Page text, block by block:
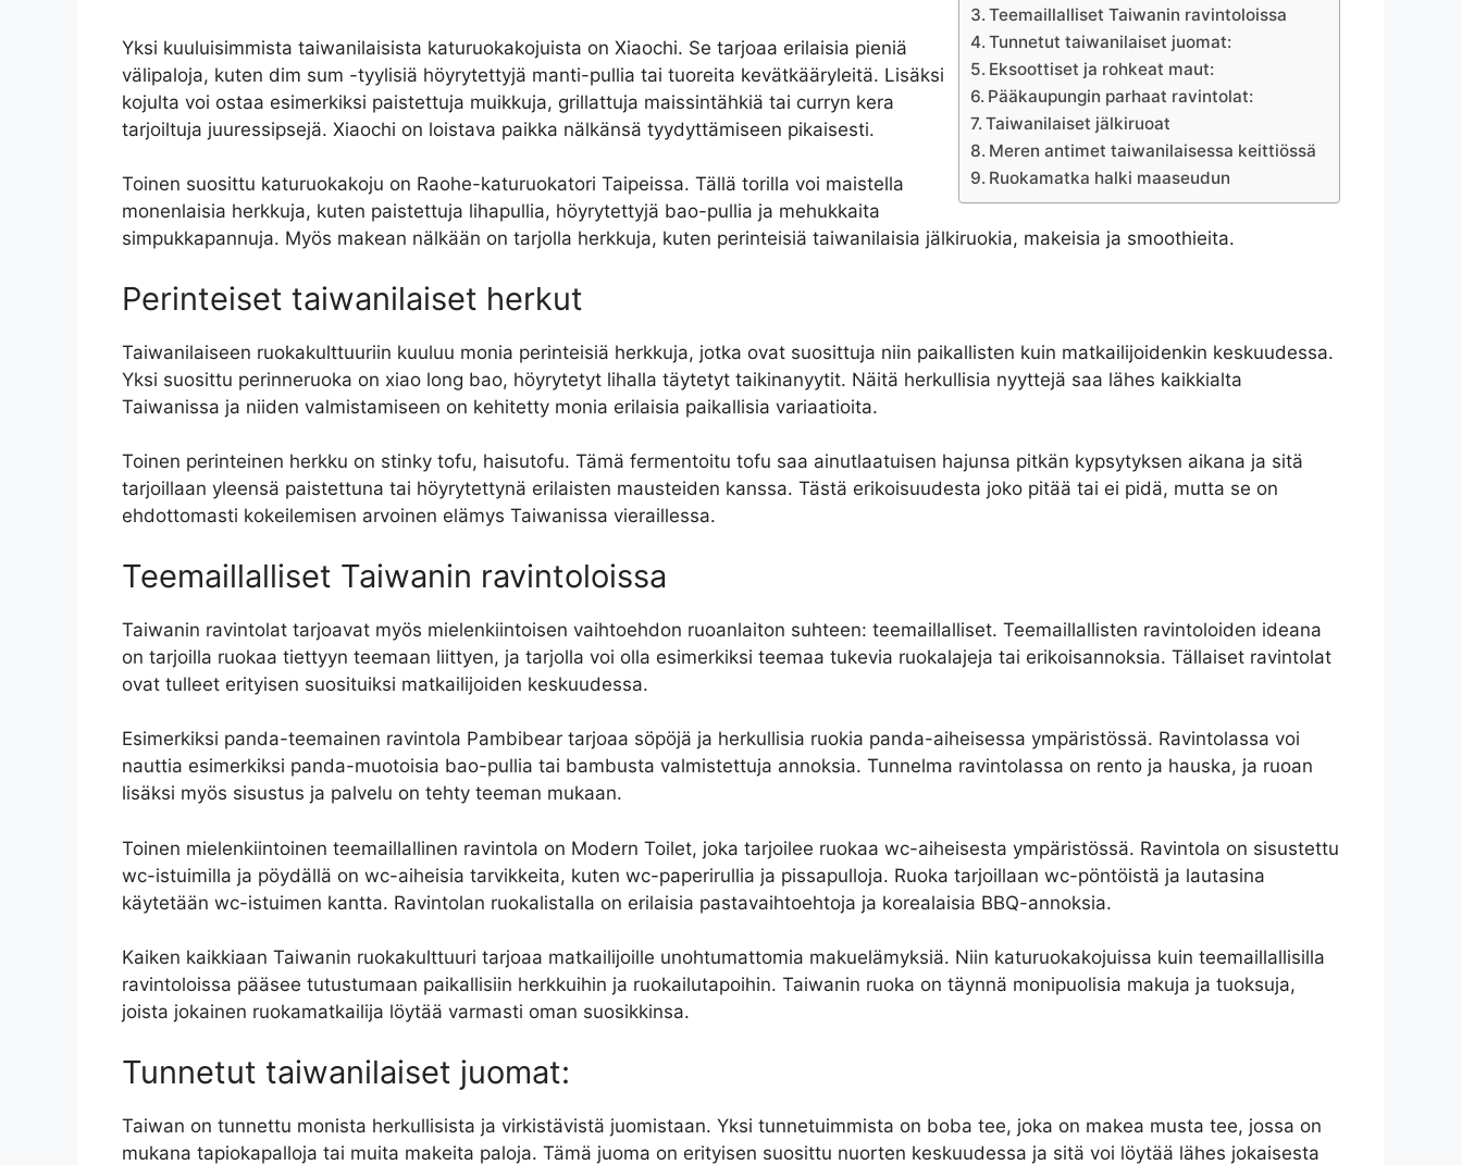
Teemaillalliset Taiwanin ravintoloissa
Tunnetut taiwanilaiset juomat:
Eksoottiset ja rohkeat maut:
Pääkaupungin parhaat ravintolat:
Taiwanilaiset jälkiruoat
Meren antimet taiwanilaisessa keittiössä
Ruokamatka halki maaseudun
Yksi kuuluisimmista taiwanilaisista katuruokakojuista on Xiaochi. Se tarjoaa erilaisia pieniä
välipaloja, kuten dim sum -tyylisiä höyrytettyjä manti-pullia tai tuoreita kevätkääryleitä. Lisäksi
kojulta voi ostaa esimerkiksi paistettuja muikkuja, grillattuja maissintähkiä tai curryn kera
tarjoiltuja juuressipsejä. Xiaochi on loistava paikka nälkänsä tyydyttämiseen pikaisesti.
Toinen suosittu katuruokakoju on Raohe-katuruokatori Taipeissa. Tällä torilla voi maistella
monenlaisia herkkuja, kuten paistettuja lihapullia, höyrytettyjä bao-pullia ja mehukkaita
simpukkapannuja. Myös makean nälkään on tarjolla herkkuja, kuten perinteisiä taiwanilaisia jälkiruokia, makeisia ja smoothieita.
Perinteiset taiwanilaiset herkut
Taiwanilaiseen ruokakulttuuriin kuuluu monia perinteisiä herkkuja, jotka ovat suosittuja niin paikallisten kuin matkailijoidenkin keskuudessa.
Yksi suosittu perinneruoka on xiao long bao, höyrytetyt lihalla täytetyt taikinanyytit. Näitä herkullisia nyyttejä saa lähes kaikkialta
Taiwanissa ja niiden valmistamiseen on kehitetty monia erilaisia paikallisia variaatioita.
Toinen perinteinen herkku on stinky tofu, haisutofu. Tämä fermentoitu tofu saa ainutlaatuisen hajunsa pitkän kypsytyksen aikana ja sitä
tarjoillaan yleensä paistettuna tai höyrytettynä erilaisten mausteiden kanssa. Tästä erikoisuudesta joko pitää tai ei pidä, mutta se on
ehdottomasti kokeilemisen arvoinen elämys Taiwanissa vieraillessa.
Teemaillalliset Taiwanin ravintoloissa
Taiwanin ravintolat tarjoavat myös mielenkiintoisen vaihtoehdon ruoanlaiton suhteen: teemaillalliset. Teemaillallisten ravintoloiden ideana
on tarjoilla ruokaa tiettyyn teemaan liittyen, ja tarjolla voi olla esimerkiksi teemaa tukevia ruokalajeja tai erikoisannoksia. Tällaiset ravintolat
ovat tulleet erityisen suosituiksi matkailijoiden keskuudessa.
Esimerkiksi panda-teemainen ravintola Pambibear tarjoaa söpöjä ja herkullisia ruokia panda-aiheisessa ympäristössä. Ravintolassa voi
nauttia esimerkiksi panda-muotoisia bao-pullia tai bambusta valmistettuja annoksia. Tunnelma ravintolassa on rento ja hauska, ja ruoan
lisäksi myös sisustus ja palvelu on tehty teeman mukaan.
Toinen mielenkiintoinen teemaillallinen ravintola on Modern Toilet, joka tarjoilee ruokaa wc-aiheisesta ympäristössä. Ravintola on sisustettu
wc-istuimilla ja pöydällä on wc-aiheisia tarvikkeita, kuten wc-paperirullia ja pissapulloja. Ruoka tarjoillaan wc-pöntöistä ja lautasina
käytetään wc-istuimen kantta. Ravintolan ruokalistalla on erilaisia pastavaihtoehtoja ja korealaisia BBQ-annoksia.
Kaiken kaikkiaan Taiwanin ruokakulttuuri tarjoaa matkailijoille unohtumattomia makuelämyksiä. Niin katuruokakojuissa kuin teemaillallisilla
ravintoloissa pääsee tutustumaan paikallisiin herkkuihin ja ruokailutapoihin. Taiwanin ruoka on täynnä monipuolisia makuja ja tuoksuja,
joista jokainen ruokamatkailija löytää varmasti oman suosikkinsa.
Tunnetut taiwanilaiset juomat:
Taiwan on tunnettu monista herkullisista ja virkistävistä juomistaan. Yksi tunnetuimmista on boba tee, joka on makea musta tee, jossa on
mukana tapiokapalloja tai muita makeita paloja. Tämä juoma on erityisen suosittu nuorten keskuudessa ja sitä voi löytää lähes jokaisesta